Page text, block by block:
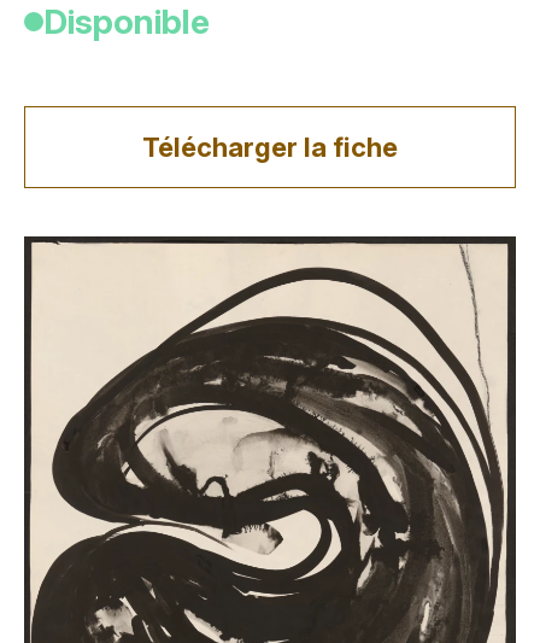
Disponible
Télécharger la fiche